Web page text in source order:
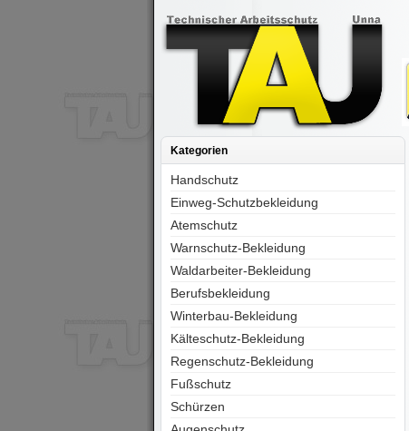
Kategorien
Handschutz
Einweg-Schutzbekleidung
Atemschutz
Warnschutz-Bekleidung
Waldarbeiter-Bekleidung
Berufsbekleidung
Winterbau-Bekleidung
Kälteschutz-Bekleidung
Regenschutz-Bekleidung
Fußschutz
Schürzen